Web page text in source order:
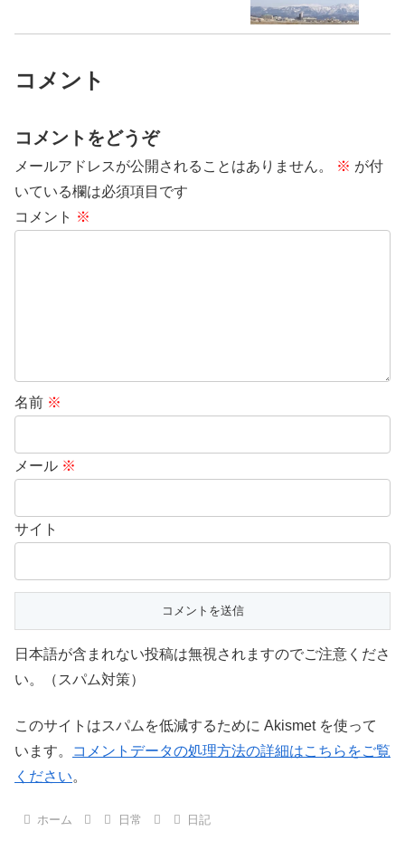
コメント
コメントをどうぞ
メールアドレスが公開されることはありません。 ※ が付
いている欄は必須項目です
コメント ※
名前 ※
メール ※
サイト
日本語が含まれない投稿は無視されますのでご注意くださ
い。（スパム対策）
このサイトはスパムを低減するために Akismet を使って
います。
コメントデータの処理方法の詳細はこちらをご覧
ください。
ホーム 日常 日記